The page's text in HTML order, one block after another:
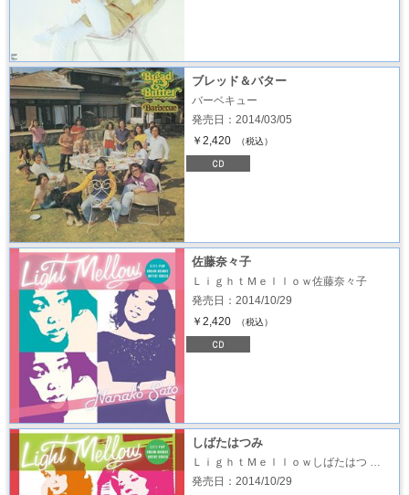
ブレッド＆バター
バーベキュー
発売日：2014/03/05
￥2,420
（税込）
佐藤奈々子
ＬｉｇｈｔＭｅｌｌｏｗ佐藤奈々子
発売日：2014/10/29
￥2,420
（税込）
しばたはつみ
ＬｉｇｈｔＭｅｌｌｏｗしばたはつ …
発売日：2014/10/29